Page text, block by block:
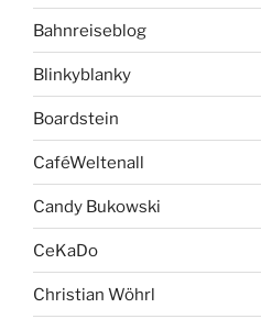
Bahnreiseblog
Blinkyblanky
Boardstein
CaféWeltenall
Candy Bukowski
CeKaDo
Christian Wöhrl